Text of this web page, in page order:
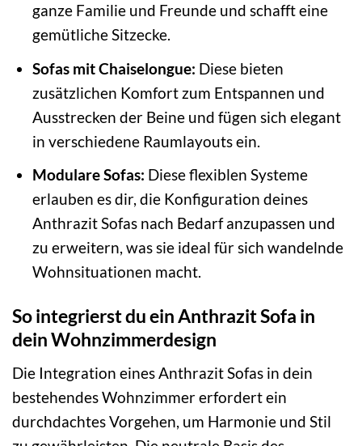
ganze Familie und Freunde und schafft eine
gemütliche Sitzecke.
Sofas mit Chaiselongue: Diese bieten
zusätzlichen Komfort zum Entspannen und
Ausstrecken der Beine und fügen sich elegant
in verschiedene Raumlayouts ein.
Modulare Sofas: Diese flexiblen Systeme
erlauben es dir, die Konfiguration deines
Anthrazit Sofas nach Bedarf anzupassen und
zu erweitern, was sie ideal für sich wandelnde
Wohnsituationen macht.
So integrierst du ein Anthrazit Sofa in
dein Wohnzimmerdesign
Die Integration eines Anthrazit Sofas in dein
bestehendes Wohnzimmer erfordert ein
durchdachtes Vorgehen, um Harmonie und Stil